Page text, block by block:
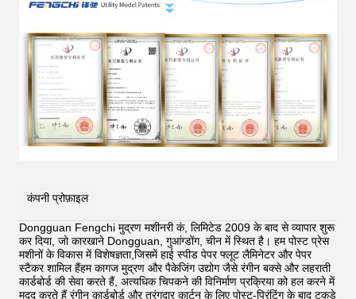
कंपनी प्रोफ़ाइल
Dongguan Fengchi मुद्रण मशीनरी कं, लिमिटेड 2009 के बाद से व्यापार शुरू
कर दिया, जो कारखाने Dongguan, गुआंग्डोंग, चीन में स्थित है। हम पोस्ट प्रेस
मशीनों के विकास में विशेषज्ञता,जिसमें हाई स्पीड पेपर फ्लूट लैमिनेटर और पेपर
स्टैकर शामिल हैंहम कागज मुद्रण और पैकेजिंग उद्योग जैसे रंगीन बक्से और लहराती
कार्डबोर्ड की सेवा करते हैं, अत्यधिक चिपकने की विनिर्माण प्रक्रिया को हल करने में
मदद करते हैं रंगीन कार्डबोर्ड और तरंगदार कार्टन के लिए पोस्ट-प्रिंटिंग के बाद टुकड़े